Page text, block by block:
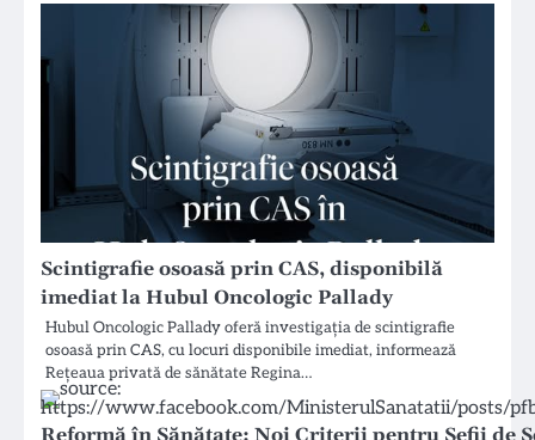
Scintigrafie osoasă prin CAS, disponibilă
imediat la Hubul Oncologic Pallady
Hubul Oncologic Pallady oferă investigația de scintigrafie
osoasă prin CAS, cu locuri disponibile imediat, informează
Rețeaua privată de sănătate Regina…